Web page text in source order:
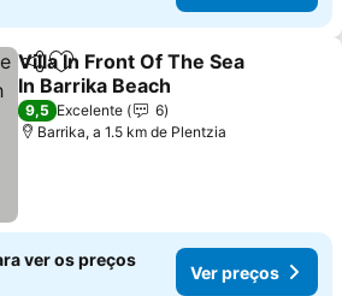
PartilharAdicionar aos favoritos
Villa In Front Of The Sea
In Barrika Beach
9,5 Excelente
6
Barrika, a 1.5 km de Plentzia
ver os preços
Ver preços